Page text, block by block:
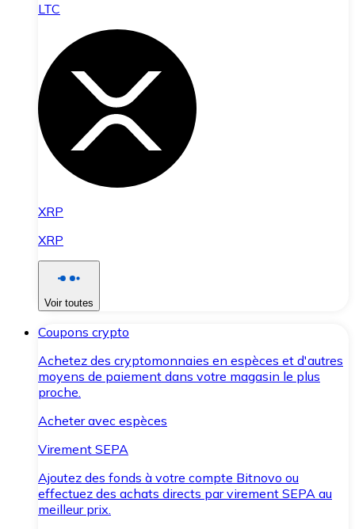
LTC
XRP
XRP
Voir toutes
Coupons crypto
Achetez des cryptomonnaies en espèces et d'autres
moyens de paiement dans votre magasin le plus
proche.
Acheter avec espèces
Virement SEPA
Ajoutez des fonds à votre compte Bitnovo ou
effectuez des achats directs par virement SEPA au
meilleur prix.